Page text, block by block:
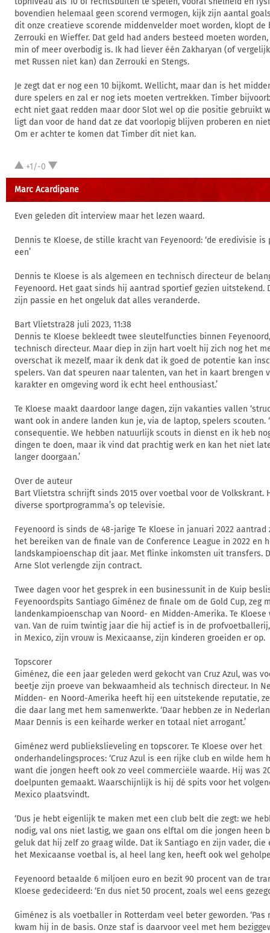
bovendien helemaal geen scorend vermogen, kijk zijn aantal
dit onze creatieve scorende middenvelder moet worden, klopt
Zerrouki en Wieffer. Dat geld had anders besteed moeten
min of meer overbodig is. Ik had liever één Zakharyan (of
met Russen niet kan) dan Zerrouki en Stengs.
Je zegt dat er nog een 10 bijkomt. Wellicht, maar dan is het
dure spelers en zal er nog iets moeten vertrekken. Timber
echt niet gaat redden maar door Slot wel op die positie gebruikt
ligt dan voor de hand dat ze dat voorlopig blijven proberen en
Om er achter te komen dat Timber dit niet kan.
+1/-0
Marc Acardipane
Even geleden dit interview maar het lezen waard.
Dennis te Kloese, de stille kracht van Feyenoord: ‘de eredivisie
een’
Dennis te Kloese is als algemeen en technisch directeur de
Feyenoord. Het gaat sinds hij aantrad sportief gezien uitstekend.
zijn passie en het ongeluk dat alles veranderde.
Bart Vlietstra28 juli 2023, 11:38
Dennis te Kloese bekleedt twee sleutelfuncties binnen
technisch directeur. Maar diep in zijn hart voelt hij zich nog het
overschat ik mezelf, maar ik denk dat ik goed de potentie kan
spelers. Van dat speuren naar talenten, van het in kaart brengen
karakter en omgeving word ik echt heel enthousiast.’
Te Kloese maakt daardoor lange dagen, zijn vakanties vallen
want ook in andere landen kun je, via de laptop, spelers scouten.
consequentie. We hebben natuurlijk scouts in dienst en ik heb
dingen te doen, maar ik vind dat prachtig werk en kan het niet
langer doorgaan.’
Over de auteur
Bart Vlietstra schrijft sinds 2015 over voetbal voor de Volkskrant.
diverse sportprogramma’s op televisie.
Feyenoord is sinds de 48-jarige Te Kloese in januari 2022 aantrad
het bereiken van de finale van de Conference League in 2022 en
landskampioenschap dit jaar. Met flinke inkomsten uit transfers.
Arne Slot verlengde zijn contract.
Twee dagen voor het gesprek in een businessunit in de Kuip
Feyenoordspits Santiago Giménez de finale om de Gold Cup, zeg
landenkampioenschap van Noord- en Midden-Amerika. Te Kloese
van. Van de ruim twintig jaar die hij actief is in de
in Mexico, zijn vrouw is Mexicaanse, zijn kinderen groeiden er op.
Topscorer
Giménez, die een jaar geleden werd gekocht van Cruz Azul, was
beetje zijn proeve van bekwaamheid als technisch directeur. In
Midden- en Noord-Amerika heeft hij een uitstekende reputatie,
die daar lang met hem samenwerkte. ‘Daar hebben ze in
Maar Dennis is een keiharde werker en totaal niet arrogant.’
Giménez werd publiekslieveling en topscorer. Te Kloese over het
onderhandelingsproces: ‘Cruz Azul is een rijke club en wilde hem
want die jongen heeft ook zo veel commerciële waarde. Hij was
doelpunten gemaakt. Waarschijnlijk is hij dé spits voor het
Mexico plaatsvindt.
‘Dus je hebt eigenlijk te maken met een club belt die zegt: we
nodig, val ons niet lastig, we gaan ons elftal om die jongen heen
geluk dat hij zelf zo graag wilde. Dat ik Santiago en zijn vader, die
het Mexicaanse voetbal is, al heel lang ken, heeft ook wel
Feyenoord betaalde 6 miljoen euro en bezit 90 procent van de
Kloese gedecideerd: ‘En dus niet 50 procent, zoals wel eens
Giménez is als voetballer in Rotterdam veel beter geworden.
kwam hij in de basis. Onze staf is daarvoor veel met hem